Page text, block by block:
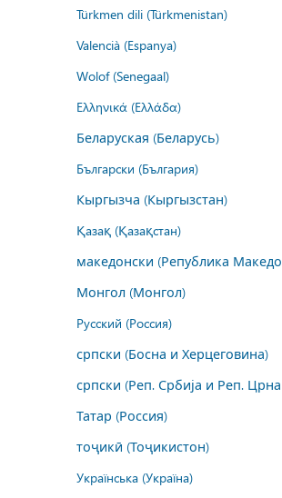
Türkmen dili (Türkmenistan)
Valencià (Espanya)
Wolof (Senegaal)
Ελληνικά (Ελλάδα)
Беларуская (Беларусь)
Български (България)
Кыргызча (Кыргызстан)
Қазақ (Қазақстан)
македонски (Република
Монгол (Монгол)
Русский (Россия)
српски (Босна и Херцеговина)
српски (Реп. Србија и Реп.
Татар (Россия)
тоҷикӣ (Тоҷикистон)
Українська (Україна)